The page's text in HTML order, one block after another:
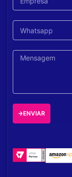
ENVIAR